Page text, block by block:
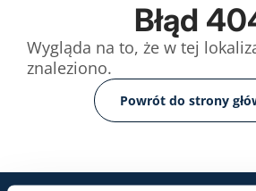
E-skierowanie
Teleporada
Portal zdrowia
Kontakt
Błąd
Wygląda na to, że w tej
znaleziono.
Powrót do strony